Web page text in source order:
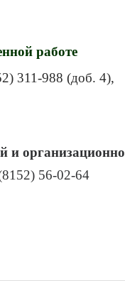
работе
311-988 (доб. 4),
и
56-02-64